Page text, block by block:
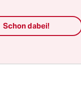
Schon dabei!